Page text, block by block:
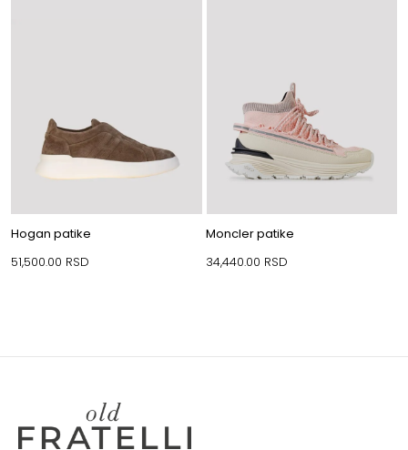
Hogan patike
51,500.00 RSD
Moncler patike
34,440.00 RSD